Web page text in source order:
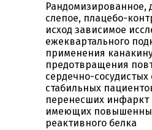
Рандомизированное,
слепое, плацебо-
исход зависимое
ежеквартального
применения
предотвращения
сердечно-сосудистых
стабильных
перенесших инфаркт
имеющих
реактивного белка